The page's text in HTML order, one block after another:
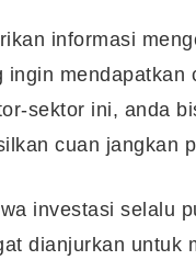
informasi
sektor ini, anda
cuan jangkan
investasi selalu
dianjurkan untuk